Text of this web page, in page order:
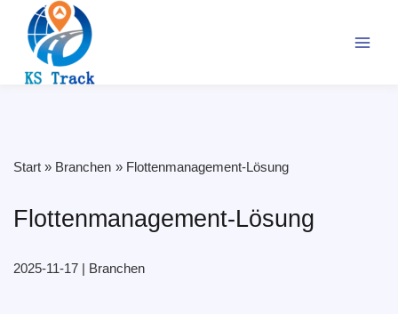
Inhalt
springen
Start Branchen Flottenmanagement-Lösung
Flottenmanagement-Lösung
2025-11-17 Branchen